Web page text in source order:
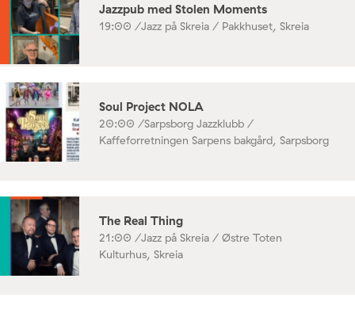
Jazzpub med Stolen Moments
19:00 /Jazz på Skreia / Pakkhuset, Skreia
Soul Project NOLA
20:00 /Sarpsborg Jazzklubb /
Kaffeforretningen Sarpens bakgård, Sarpsborg
The Real Thing
21:00 /Jazz på Skreia / Østre Toten
Kulturhus, Skreia